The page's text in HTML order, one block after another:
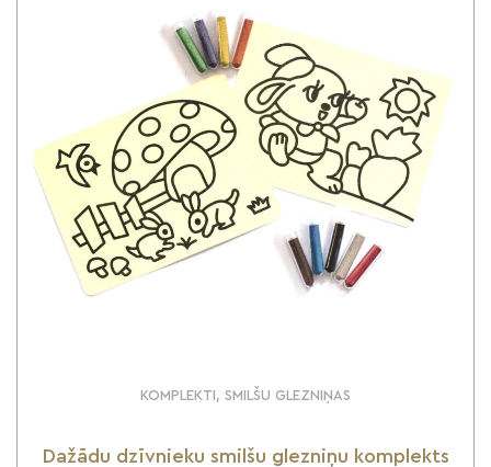
KOMPLEKTI, SMILŠU GLEZNIŅAS
Dažādu dzīvnieku smilšu glezniņu komplekts